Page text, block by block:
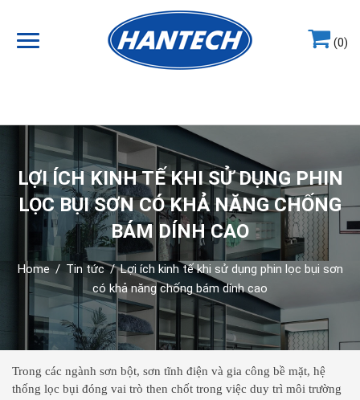
(0)
LỢI ÍCH KINH TẾ KHI SỬ DỤNG PHIN
LỌC BỤI SƠN CÓ KHẢ NĂNG CHỐNG
BÁM DÍNH CAO
Home / Tin tức / Lợi ích kinh tế khi sử dụng phin lọc bụi sơn
có khả năng chống bám dính cao
Trong các ngành sơn bột, sơn tĩnh điện và gia công bề mặt, hệ
thống lọc bụi đóng vai trò then chốt trong việc duy trì môi trường